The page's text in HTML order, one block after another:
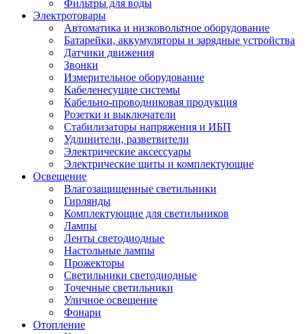
Фильтры для воды
Электротовары
Автоматика и низковольтное оборудование
Батарейки, аккумуляторы и зарядные устройства
Датчики движения
Звонки
Измерительное оборудование
Кабеленесущие системы
Кабельно-проводниковая продукция
Розетки и выключатели
Стабилизаторы напряжения и ИБП
Удлинители, разветвители
Электрические аксессуары
Электрические щиты и комплектующие
Освещение
Влагозащищенные светильники
Гирлянды
Комплектующие для светильников
Лампы
Ленты светодиодные
Настольные лампы
Прожекторы
Светильники светодиодные
Точечные светильники
Уличное освещение
Фонари
Отопление